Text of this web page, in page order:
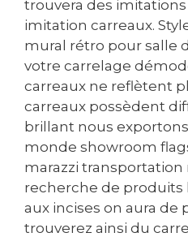
trouvera des
imitation carreaux.
mural rétro pour salle
votre carrelage
carreaux ne reflètent
carreaux possèdent
brillant nous
monde showroom
marazzi
recherche de produits
aux incises on aura de
trouverez ainsi du